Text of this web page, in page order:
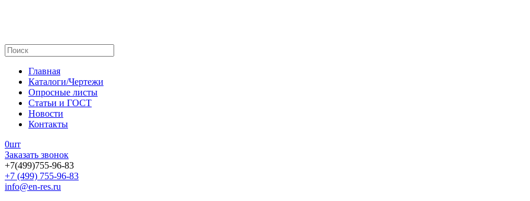
Главная
Каталоги/Чертежи
Опросные листы
Статьи и ГОСТ
Новости
Контакты
0шт
Заказать звонок
+7(499)755-96-83
+7 (499) 755-96-83
info@en-res.ru